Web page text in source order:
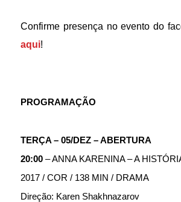
Confirme presença no evento do
aqui!
PROGRAMAÇÃO
TERÇA – 05/DEZ – ABERTURA
20:00 – ANNA KARENINA – A
2017 / COR / 138 MIN / DRAMA
Direção: Karen Shakhnazarov